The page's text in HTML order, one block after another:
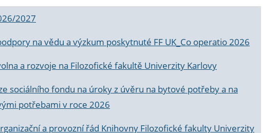
2027
na vědu a výzkum poskytnuté FF UK_Co operatio 2026
a rozvoje na Filozofické fakultě Univerzity Karlovy
sociálního fondu na úroky z úvěru na bytové potřeby a na
potřebami v roce 2026
a provozní řád Knihovny Filozofické fakulty Univerzity